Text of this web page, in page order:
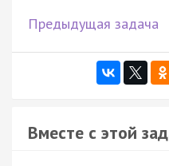
Предыдущая задача
Вместе с этой